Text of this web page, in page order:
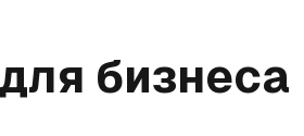
бизнеса